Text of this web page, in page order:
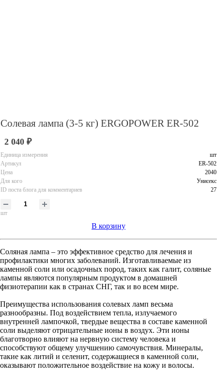
Солевая лампа (3-5 кг) ERGOPOWER ER-502
2 040 ₽
Единица измерения
шт
Артикул
ER-502
Цена
2040
Для кого
Унисекс
ID поста блога для комментариев
27
шт
В корзину
Соляная лампа – это эффективное средство для лечения и
профилактики многих заболеваний. Изготавливаемые из
каменной соли или осадочных пород, таких как галит, соляные
лампы являются популярным продуктом в домашней
физиотерапии как в странах СНГ, так и во всем мире.
Преимущества использования солевых ламп весьма
разнообразны. Под воздействием тепла, излучаемого
внутренней лампочкой, твердые вещества в составе каменной
соли выделяют отрицательные ионы в воздух. Эти ионы
благотворно влияют на нервную систему человека и
способствуют общему улучшению самочувствия. Минералы,
такие как литий и селенит, содержащиеся в каменной соли,
оказывают положительное воздействие на кожу и волосы.